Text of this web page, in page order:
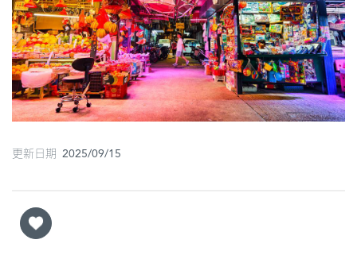
古
地
圖
媽
閣
寺
更新日期 2025/09/15